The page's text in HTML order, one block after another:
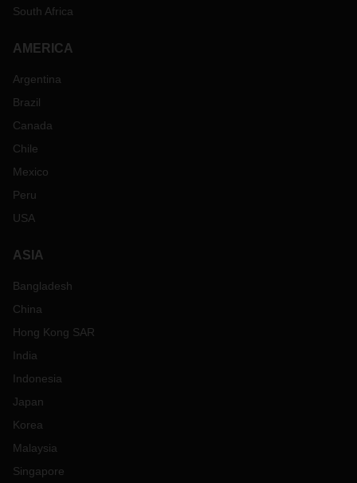
South Africa
AMERICA
Argentina
Brazil
Canada
Chile
Mexico
Peru
USA
ASIA
Bangladesh
China
Hong Kong SAR
India
Indonesia
Japan
Korea
Malaysia
Singapore